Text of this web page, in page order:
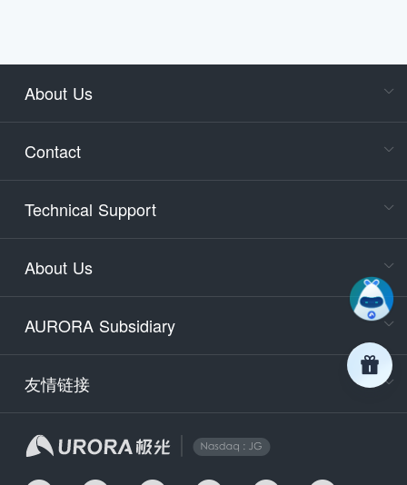
About Us
Contact
Technical Support
About Us
AURORA Subsidiary
友情链接
days)
9:30-
Email